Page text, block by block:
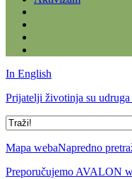
In English
Prijatelji životinja su
Mapa webaNapredno
Preporučujemo AVALON